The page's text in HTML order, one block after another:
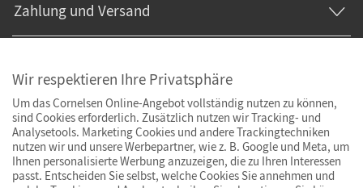
Zahlung und Versand
Wir respektieren Ihre Privatsphäre
Um das Cornelsen Online-Angebot vollständig nutzen zu können,
sind Cookies erforderlich. Zusätzlich nutzen wir Tracking- und
Analysetools. Marketing Cookies und andere Trackingtechniken
nutzen wir und unsere Werbepartner, wie z. B. Google und Meta, um
Ihnen personalisierte Werbung anzuzeigen, die zu Ihren Interessen
passt. Entscheiden Sie selbst, welche Cookies Sie annehmen und